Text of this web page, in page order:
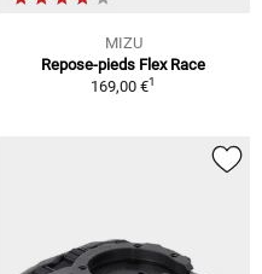
MIZU
Repose-pieds Flex Race
169,00 €1